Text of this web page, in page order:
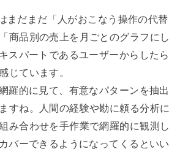
まだまだ「人がおこなう操作の代
商品別の売上を月ごとのグラフに
スパートであるユーザーからした
じています。
羅的に見て、有意なパターンを抽
すね。人間の経験や勘に頼る分析
み合わせを手作業で網羅的に観測
バーできるようになってくるといい